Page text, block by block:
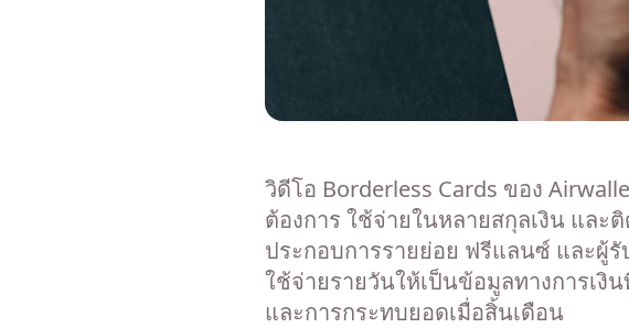
วิดีโอ Borderless Cards ของ
ต้องการ ใช้จ่ายในหลายสกุลเงิน และ
ประกอบการรายย่อย ฟรีแลนซ์ และผู้รั
ใช้จ่ายรายวันให้เป็นข้อมูลทางการเงิ
และการกระทบยอดเมื่อสิ้นเดือน